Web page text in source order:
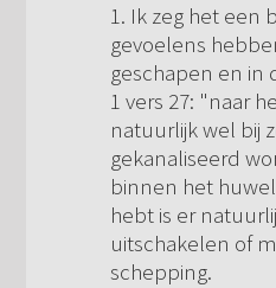
1. Ik zeg het een
gevoelens
geschapen en in
1 vers 27: "naar
natuurlijk wel bij
gekanaliseerd
binnen het
hebt is er
uitschakelen of
schepping.